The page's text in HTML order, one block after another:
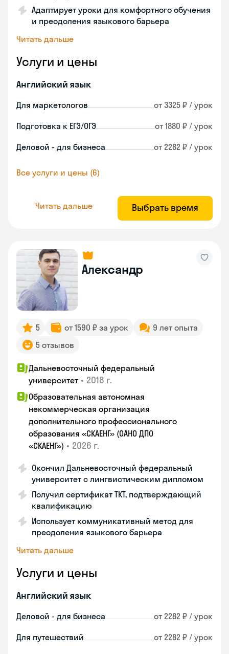
Адаптирует уроки для комфортного обучения
и преодоления языкового барьера
Читать дальше
Услуги и цены
Английский язык
Для маркетологов от 3325 ₽ / урок
Подготовка к ЕГЭ/ОГЭ от 1880 ₽ / урок
Деловой - для бизнеса от 2282 ₽ / урок
Все услуги и цены (6)
Читать дальше Выбрать время
Александр
5 от 1590 ₽ за урок
9 лет опыта
5 отзывов
Дальневосточный федеральный
университет • 2018 г.
Образовательная автономная
некоммерческая организация
дополнительного профессионального
образования «СКАЕНГ» (ОАНО ДПО
«СКАЕНГ») • 2026 г.
Окончил Дальневосточный федеральный
университет с лингвистическим дипломом
Получил сертификат TKT, подтверждающий
квалификацию
Использует коммуникативный метод для
преодоления языкового барьера
Читать дальше
Услуги и цены
Английский язык
Деловой - для бизнеса от 2282 ₽ / урок
Для путешествий от 2282 ₽ / урок